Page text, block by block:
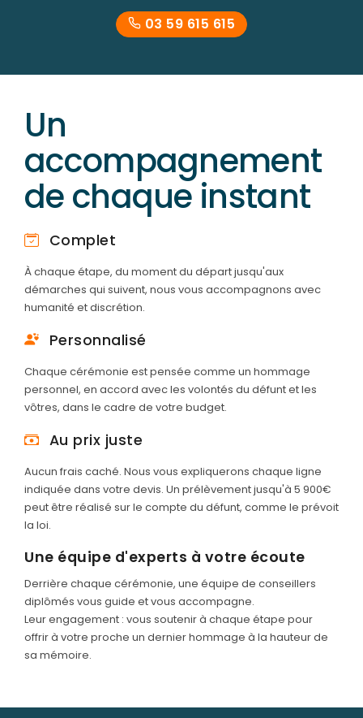
03 59 615 615
Un
accompagnement
de chaque instant
Complet
À chaque étape, du moment du départ jusqu'aux
démarches qui suivent, nous vous accompagnons avec
humanité et discrétion.
Personnalisé
Chaque cérémonie est pensée comme un hommage
personnel, en accord avec les volontés du défunt et les
vôtres, dans le cadre de votre budget.
Au prix juste
Aucun frais caché. Nous vous expliquerons chaque ligne
indiquée dans votre devis. Un prélèvement jusqu'à 5 900€
peut être réalisé sur le compte du défunt, comme le prévoit
la loi.
Une équipe d'experts à votre écoute
Derrière chaque cérémonie, une équipe de conseillers
diplômés vous guide et vous accompagne.
Leur engagement : vous soutenir à chaque étape pour
offrir à votre proche un dernier hommage à la hauteur de
sa mémoire.